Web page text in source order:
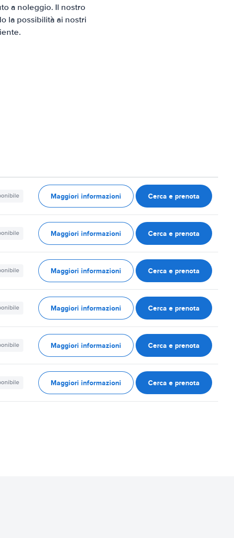
a noleggio. Il nostro
la possibilità ai nostri
Maggiori informazioni Cerca e prenota
Maggiori informazioni Cerca e prenota
Maggiori informazioni Cerca e prenota
Maggiori informazioni Cerca e prenota
Maggiori informazioni Cerca e prenota
Maggiori informazioni Cerca e prenota